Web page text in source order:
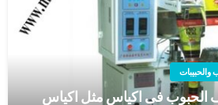
والحبيبات
الحبوب فى اكياس مثل اكياس